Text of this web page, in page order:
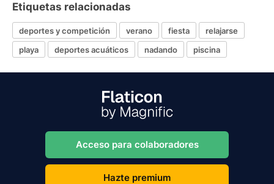
Etiquetas relacionadas
deportes y competición verano fiesta
relajarse
playa
deportes acuáticos nadando piscina
Acceso para colaboradores
Hazte premium